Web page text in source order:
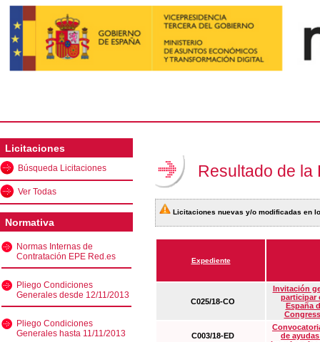
Licitaciones
Búsqueda Licitaciones
Ver Todas
Normativa
Normas Internas de
Contratación EPE Red.es
Pliego Condiciones
Generales desde 12/11/2013
Pliego Condiciones
Generales hasta 11/11/2013
Resultado de la
Licitaciones nuevas y/o modificadas en
Expediente
C025/18-CO
Invitación
participar
España
C003/18-ED
de